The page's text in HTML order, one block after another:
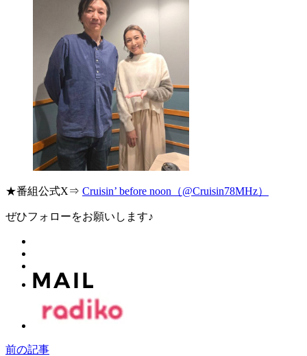
★番組公式X⇒ Cruisin’ before noon（@Cruisin78MHz）
ぜひフォローをお願いします♪
前の記事